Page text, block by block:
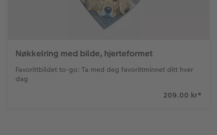
Nøkkelring med bilde, hjerteformet
Favorittbildet to-go: Ta med deg favorittminnet ditt hver
dag
209.00 kr*